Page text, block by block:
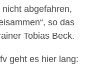
abgefahren,
so das
Tobias Beck.
geht es hier lang: